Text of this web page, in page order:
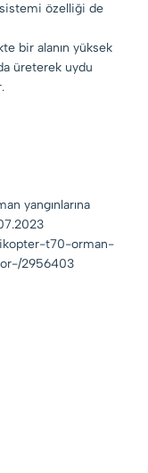
özelliği de
bir alanın yüksek
üreterek uydu
yangınlarına
t70-orman-
2956403